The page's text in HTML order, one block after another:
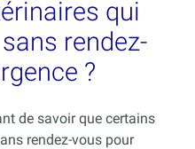
qui
rendez-
?
de savoir que certains
rendez-vous pour